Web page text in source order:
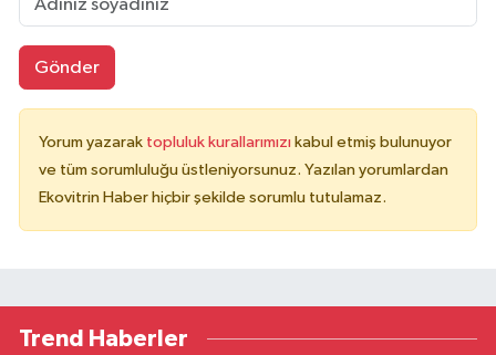
Gönder
Yorum yazarak topluluk kurallarımızı kabul etmiş bulunuyor
ve tüm sorumluluğu üstleniyorsunuz. Yazılan yorumlardan
Ekovitrin Haber hiçbir şekilde sorumlu tutulamaz.
Trend Haberler